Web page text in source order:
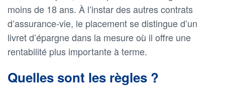
moins de 18 ans. À l’instar des autres contrats
d’assurance-vie, le placement se distingue d’un
livret d’épargne dans la mesure où il offre une
rentabilité plus importante à terme.
Quelles sont les règles ?